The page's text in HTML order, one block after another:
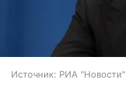
Источник: РИА "Новости"